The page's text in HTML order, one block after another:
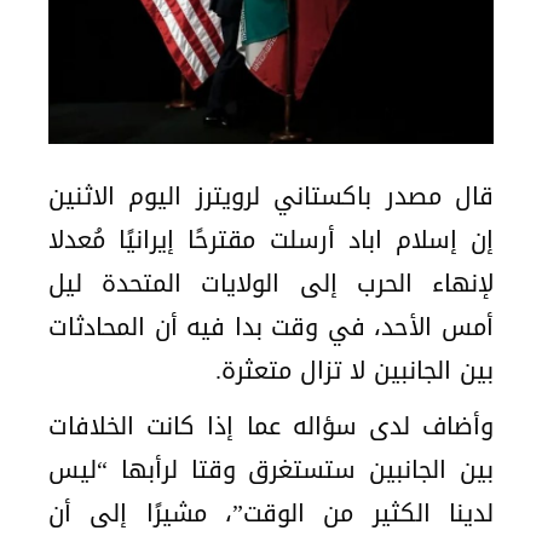
قال مصدر باكستاني لرويترز اليوم الاثنين
إن إسلام اباد أرسلت مقترحًا إيرانيًا مُعدلا
لإنهاء الحرب إلى الولايات المتحدة ليل
أمس الأحد، في وقت بدا فيه أن المحادثات
بين الجانبين لا تزال متعثرة.
وأضاف لدى سؤاله عما إذا كانت الخلافات
بين الجانبين ستستغرق وقتا لرأبها “ليس
لدينا الكثير من الوقت”، مشيرًا إلى أن